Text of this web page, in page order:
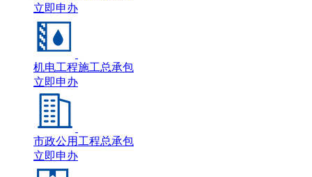
立即申办
机电工程施工总承包
立即申办
市政公用工程总承包
立即申办